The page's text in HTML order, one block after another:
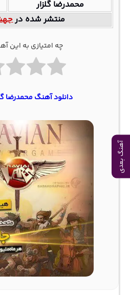
آهنگ بعدی
محمدرضا گلزار
منتشر شده در
چه امتیازی به این
دانلود آهنگ محمدرضا